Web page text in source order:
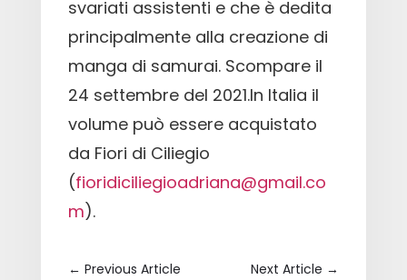
svariati assistenti e che è dedita
principalmente alla creazione di
manga di samurai. Scompare il
24 settembre del 2021.In Italia il
volume può essere acquistato
da Fiori di Ciliegio
(fioridiciliegioadriana@gmail.co
m).
← Previous Article Next Article →